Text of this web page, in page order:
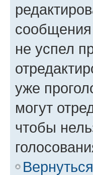
сообщения
не успел
уже
могут
чтобы